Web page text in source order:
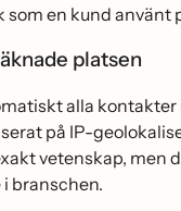
som en kund använt
platsen
alla kontakter
på IP-
vetenskap, men
branschen.